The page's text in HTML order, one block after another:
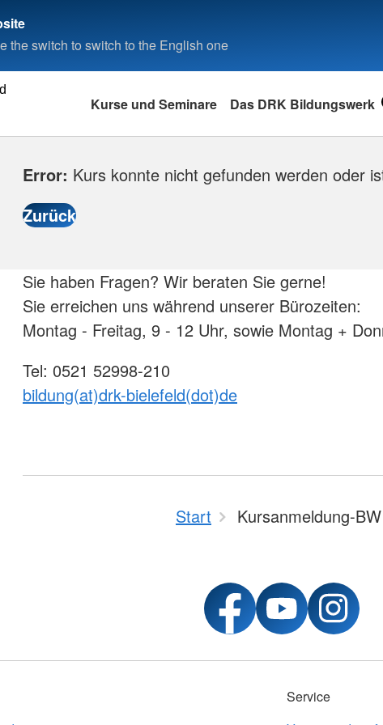
the switch to switch to the English one
Kurse und Seminare Das DRK Bildungswerk
Error: Kurs konnte nicht gefunden werden oder
Sie haben Fragen? Wir beraten Sie gerne!
Sie erreichen uns während unserer Bürozeiten:
Montag - Freitag, 9 - 12 Uhr, sowie Montag +
Tel: 0521 52998-210
bildung(at)drk-bielefeld(dot)de
Start Kursanmeldung-BW
Service